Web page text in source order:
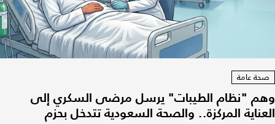
صحة عامة
وهم "نظام الطيبات" يرسل مرضى السكري إلى
العناية المركزة.. والصحة السعودية تتدخل بحزم